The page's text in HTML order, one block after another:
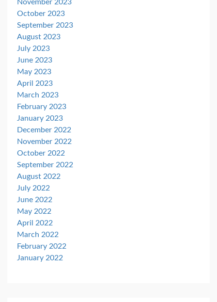
November 2023
October 2023
September 2023
August 2023
July 2023
June 2023
May 2023
April 2023
March 2023
February 2023
January 2023
December 2022
November 2022
October 2022
September 2022
August 2022
July 2022
June 2022
May 2022
April 2022
March 2022
February 2022
January 2022